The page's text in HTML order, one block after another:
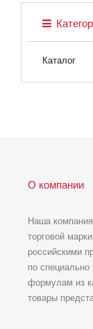
Каталог
О компании
Наша
торговой
российскими
по
формулам из
товары